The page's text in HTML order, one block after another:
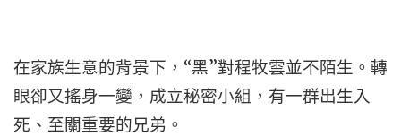
在家族生意的背景下，“黑”對程牧雲並不陌生。轉
眼卻又搖身一變，成立秘密小組，有一群出生入
死、至關重要的兄弟。